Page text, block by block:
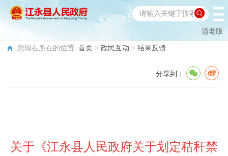
适老版
您现在所在的位置: 首页 > 政民互动 > 结果反馈
分享到：
关于《江永县人民政府关于划定秸秆禁